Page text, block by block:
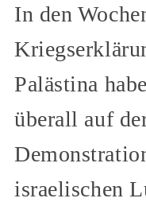
In den
Palästina
überall auf
israelischen